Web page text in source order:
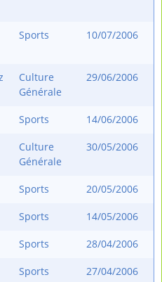
Sports 10/07/2006
Culture
Générale
29/06/2006
Sports 14/06/2006
Culture
Générale
30/05/2006
Sports 20/05/2006
Sports 14/05/2006
Sports 28/04/2006
Sports 27/04/2006